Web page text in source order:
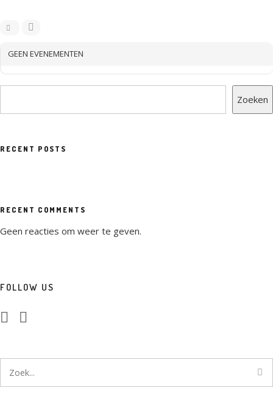
GEEN EVENEMENTEN
Zoeken
RECENT POSTS
RECENT COMMENTS
Geen reacties om weer te geven.
FOLLOW US